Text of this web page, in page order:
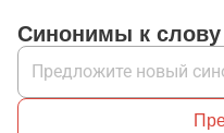
Синонимы к